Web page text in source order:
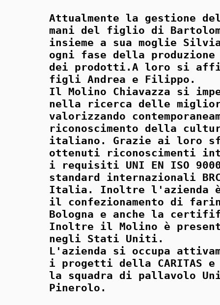
Attualmente la gestione
mani del figlio di
insieme a sua moglie
ogni fase della
dei prodotti.A loro si
figli Andrea e Filippo.
Il Molino Chiavazza si
nella ricerca delle
valorizzando
riconoscimento della
italiano. Grazie ai loro
ottenuti riconoscimenti
i requisiti UNI EN ISO
standard internazionali
Italia. Inoltre l'azienda
il confezionamento di
Bologna e anche la
Inoltre il Molino è
negli Stati Uniti.
L'azienda si occupa
i progetti della CARITAS
la squadra di pallavolo
Pinerolo.